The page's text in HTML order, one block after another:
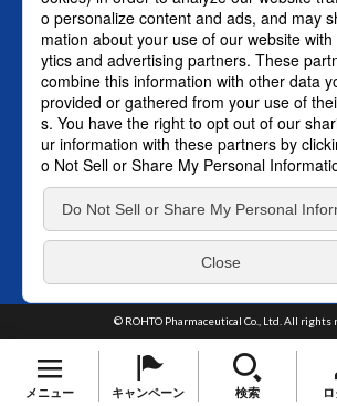
メニュー キャンペーン 検索
ロート製薬株式会社 通販事
0120-880-
月～土：9時～21時 日祝：9時～
（年末年始を除く）
おかけ間違いのないようご注意くだ
SNS オフィシャルアカウント
© ROHTO Pharmaceutical Co., Ltd. All rights
シーポリシーはこちら。